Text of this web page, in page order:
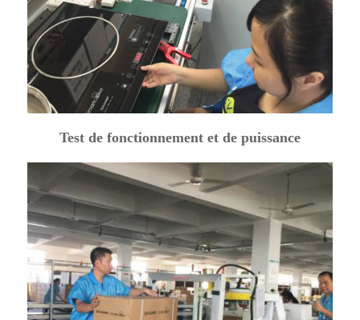
Test de fonctionnement et de puissance